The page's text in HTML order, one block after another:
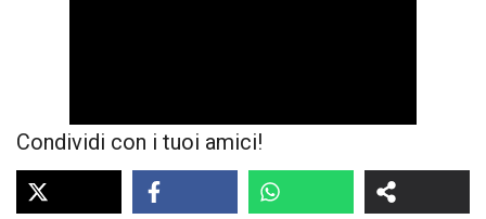
Condividi con i tuoi amici!